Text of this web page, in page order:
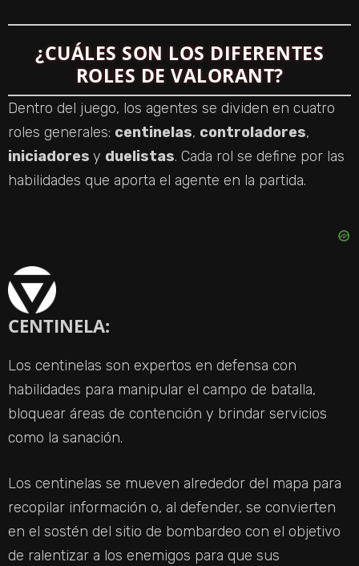
¿CUÁLES SON LOS DIFERENTES
ROLES DE VALORANT?
Dentro del juego, los agentes se dividen en cuatro
roles generales: centinelas, controladores,
iniciadores y duelistas. Cada rol se define por las
habilidades que aporta el agente en la partida.
CENTINELA:
Los centinelas son expertos en defensa con
habilidades para manipular el campo de batalla,
bloquear áreas de contención y brindar servicios
como la sanación.
Los centinelas se mueven alrededor del mapa para
recopilar información o, al defender, se convierten
en el sostén del sitio de bombardeo con el objetivo
de ralentizar a los enemigos para que sus